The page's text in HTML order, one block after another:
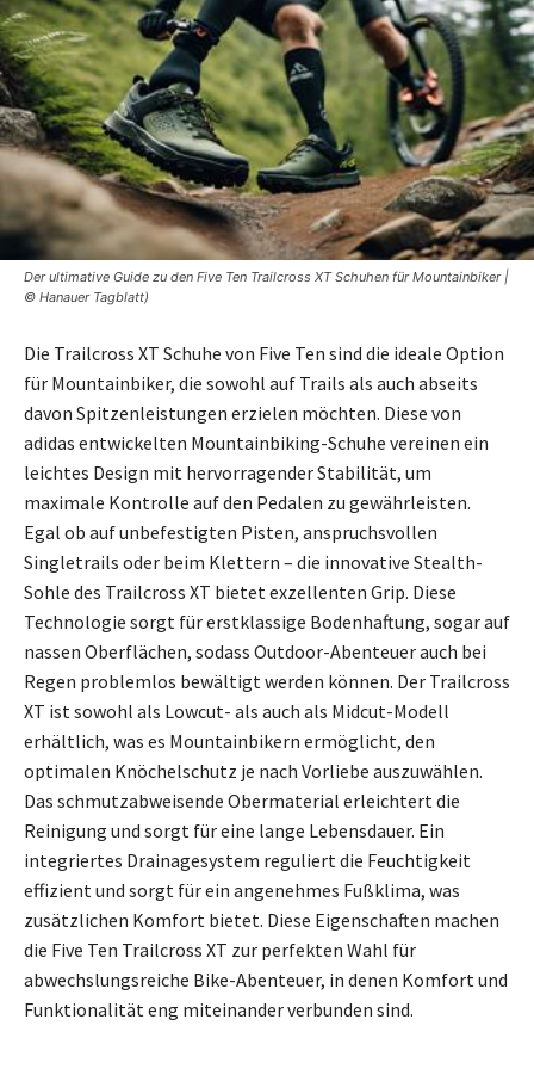
Der ultimative Guide zu den Five Ten Trailcross XT Schuhen für Mountainbiker |
© Hanauer Tagblatt)
Die Trailcross XT Schuhe von Five Ten sind die ideale Option
für Mountainbiker, die sowohl auf Trails als auch abseits
davon Spitzenleistungen erzielen möchten. Diese von
adidas entwickelten Mountainbiking-Schuhe vereinen ein
leichtes Design mit hervorragender Stabilität, um
maximale Kontrolle auf den Pedalen zu gewährleisten.
Egal ob auf unbefestigten Pisten, anspruchsvollen
Singletrails oder beim Klettern – die innovative Stealth-
Sohle des Trailcross XT bietet exzellenten Grip. Diese
Technologie sorgt für erstklassige Bodenhaftung, sogar auf
nassen Oberflächen, sodass Outdoor-Abenteuer auch bei
Regen problemlos bewältigt werden können. Der Trailcross
XT ist sowohl als Lowcut- als auch als Midcut-Modell
erhältlich, was es Mountainbikern ermöglicht, den
optimalen Knöchelschutz je nach Vorliebe auszuwählen.
Das schmutzabweisende Obermaterial erleichtert die
Reinigung und sorgt für eine lange Lebensdauer. Ein
integriertes Drainagesystem reguliert die Feuchtigkeit
effizient und sorgt für ein angenehmes Fußklima, was
zusätzlichen Komfort bietet. Diese Eigenschaften machen
die Five Ten Trailcross XT zur perfekten Wahl für
abwechslungsreiche Bike-Abenteuer, in denen Komfort und
Funktionalität eng miteinander verbunden sind.